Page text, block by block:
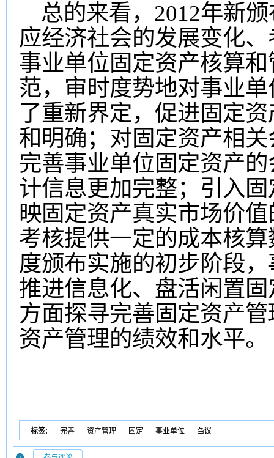
总的来看，2012年新
应经济社会的发展变化
事业单位固定资产核算
范，审时度势地对事业
了重新界定，促进固定
和明确；对固定资产相
完善事业单位固定资产
计信息更加完整；引入
映固定资产真实市场价
考核提供一定的成本核
度颁布实施的初步阶段
推进信息化、盘活闲置
方面探寻完善固定资产
资产管理的绩效和水平。
标签: 完善 资产管理 固定 事业单位 刍议